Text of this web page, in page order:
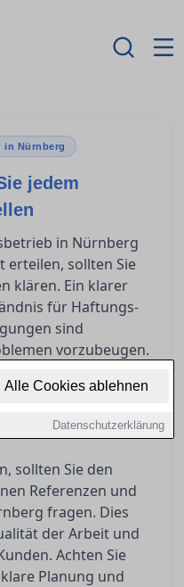
Alle Cookies ablehnen
Datenschutzerklärung
in Nürnberg
jedem
in Nürnberg
erteilen, sollten Sie
klären. Ein klarer
für Haftungs-
sind
vorzubeugen.
Orientierung,
ansprechen sollten,
sollten Sie den
Referenzen und
fragen. Dies
der Arbeit und
Achten Sie
Planung und